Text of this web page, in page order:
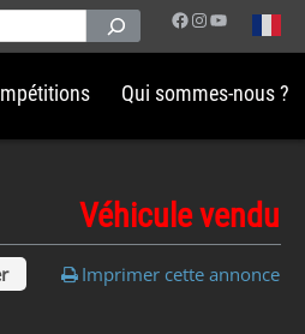
Facebook
Instagram
YouTube
Qui sommes-nous ?
Véhicule vendu
Imprimer cette annonce